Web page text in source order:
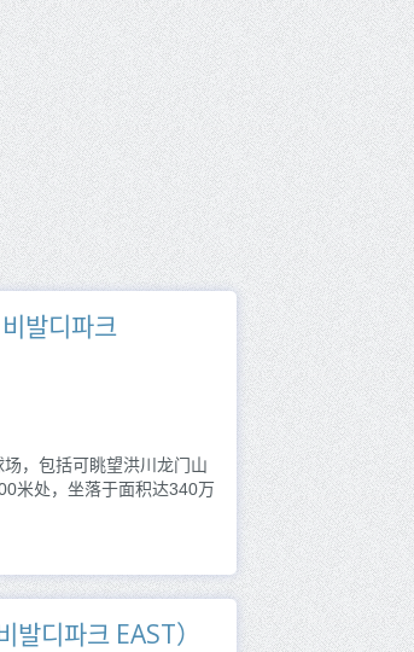
발디파크
，包括可眺望洪川龙门山
米处，坐落于面积达340万
디파크 EAST）